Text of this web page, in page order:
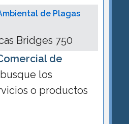
de Plagas
Bridges 750
de
los
o productos